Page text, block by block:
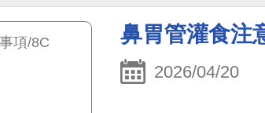
鼻胃管灌食注
2026/04/20